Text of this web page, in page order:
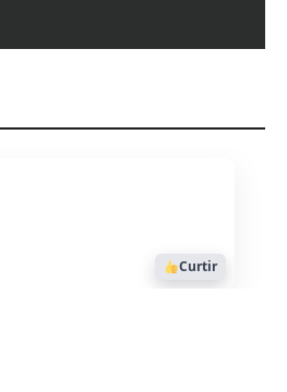
Curtir